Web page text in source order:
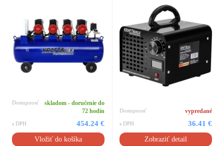
Dostupnosť
skladom - doručenie do
72 hodín
s DPH 454.24 €
Vložiť do košíka
Dostupnosť vypredané
s DPH 36.41 €
Zobraziť detail